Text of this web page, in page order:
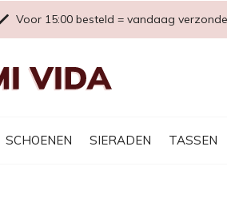
SCHOENEN SIERADEN TASSEN
Voor 15:00 besteld = vandaag